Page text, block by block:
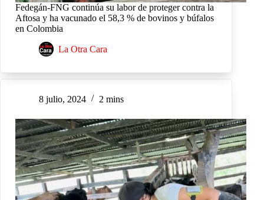
Fedegán-FNG continúa su labor de proteger contra la
Aftosa y ha vacunado el 58,3 % de bovinos y búfalos
en Colombia
La Otra Cara
8 julio, 2024 2 mins